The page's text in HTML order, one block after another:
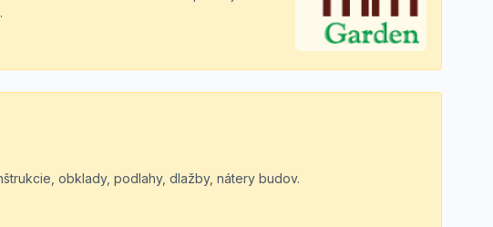
obklady, podlahy, dlažby, nátery budov.